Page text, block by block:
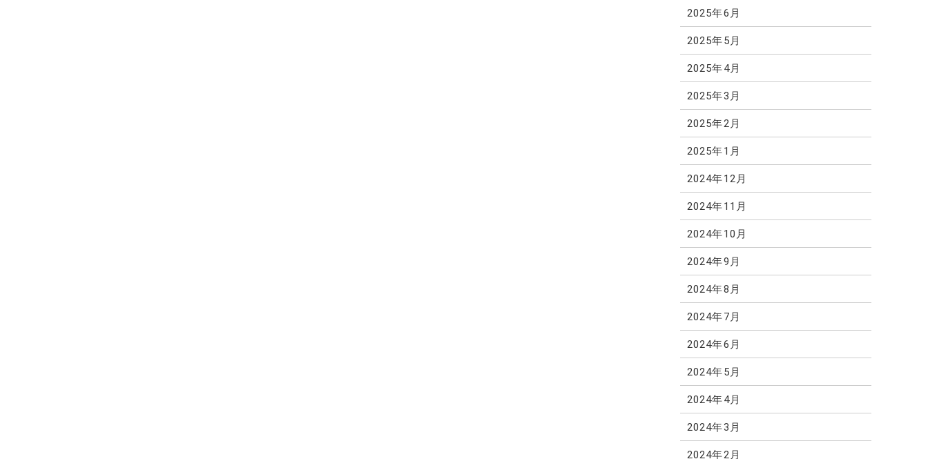
2025年6月
2025年5月
2025年4月
2025年3月
2025年2月
2025年1月
2024年12月
2024年11月
2024年10月
2024年9月
2024年8月
2024年7月
2024年6月
2024年5月
2024年4月
2024年3月
2024年2月